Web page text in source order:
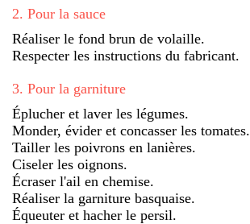
2. Pour la sauce
Réaliser le fond brun de volaille.
Respecter les instructions du fabricant.
3. Pour la garniture
Éplucher et laver les légumes.
Monder, évider et concasser les tomates.
Tailler les poivrons en lanières.
Ciseler les oignons.
Écraser l'ail en chemise.
Réaliser la garniture basquaise.
Équeuter et hacher le persil.